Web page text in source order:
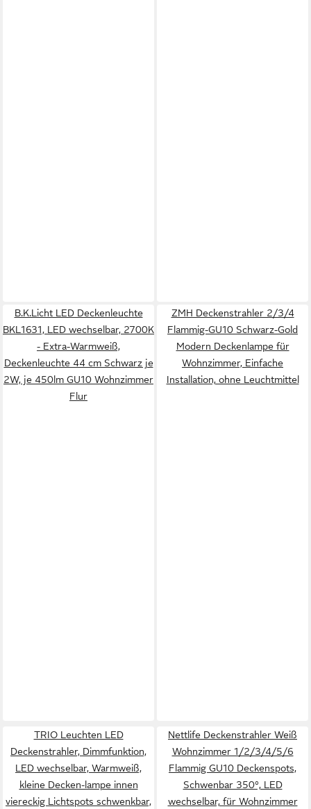
B.K.Licht LED Deckenleuchte
BKL1631, LED wechselbar, 2700K
- Extra-Warmweiß,
Deckenleuchte 44 cm Schwarz je
2W, je 450lm GU10 Wohnzimmer
Flur
ZMH Deckenstrahler 2/3/4
Flammig-GU10 Schwarz-Gold
Modern Deckenlampe für
Wohnzimmer, Einfache
Installation, ohne Leuchtmittel
TRIO Leuchten LED
Deckenstrahler, Dimmfunktion,
LED wechselbar, Warmweiß,
kleine Decken-lampe innen
viereckig Lichtspots schwenkbar,
Nettlife Deckenstrahler Weiß
Wohnzimmer 1/2/3/4/5/6
Flammig GU10 Deckenspots,
Schwenbar 350°, LED
wechselbar, für Wohnzimmer